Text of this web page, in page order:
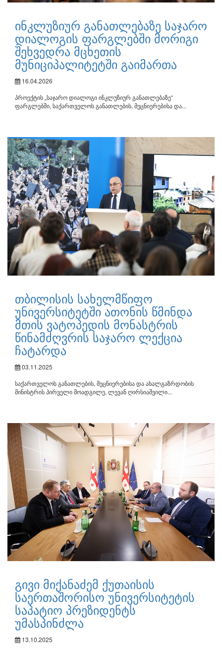
ინკლუზიურ განათლებაზე საჯარო
დიალოგის ფარგლებში მორიგი
შეხვედრა მცხეთის
მუნიციპალიტეტში გაიმართა
16.04.2026
პროექტის „საჯარო დიალოგი ინკლუზიურ განათლებაზე“
ფარგლებში, საქართველოს განათლების, მეცნიერებისა და...
თბილისის სახელმწიფო
უნივერსიტეტში ათონის წმინდა
მთის ვატოპედის მონასტრის
წინამძღვრის საჯარო ლექცია
ჩატარდა
03.11.2025
საქართველოს განათლების, მეცნიერებისა და ახალგაზრდობის
მინისტრის პირველი მოადგილე, ლევან ღირსიაშვილი...
გივი მიქანაძემ ქუთაისის
საერთაშორისო უნივერსიტეტის
საპატიო პრეზიდენტს
უმასპინძლა
13.10.2025